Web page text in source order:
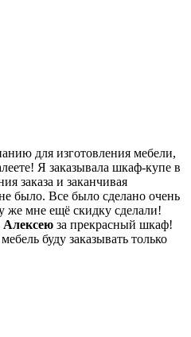
для изготовления мебели,
Я заказывала шкаф-купе в
заказа и заканчивая
было. Все было сделано очень
же мне ещё скидку сделали!
Алексею за прекрасный шкаф!
буду заказывать только